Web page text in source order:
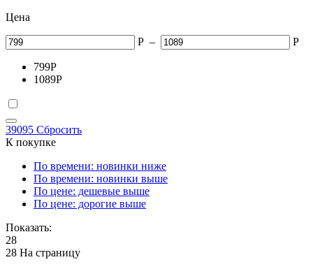
Цена
Р – Р
799Р
1089Р
39095 Сбросить
К покупке
По времени: новинки ниже
По времени: новинки выше
По цене: дешевые выше
По цене: дорогие выше
Показать:
28
28 На страницу